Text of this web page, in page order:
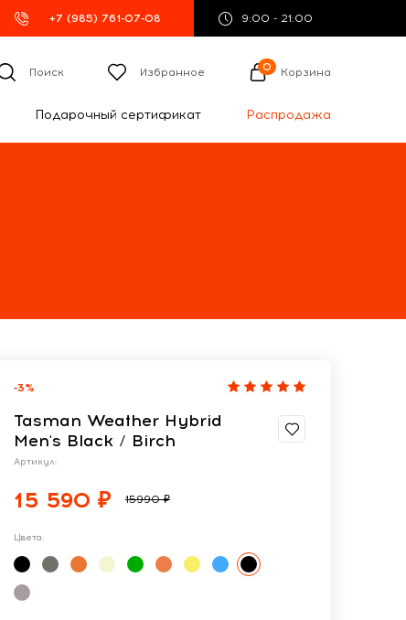
+7 (985) 761-07-08 9:00 - 21:00
Поиск Избранное 0 Корзина
Подарочный сертификат Распродажа
-3%
Tasman Weather Hybrid
Men's Black / Birch
Артикул:
15 590 ₽ 15990 ₽
Цвета: